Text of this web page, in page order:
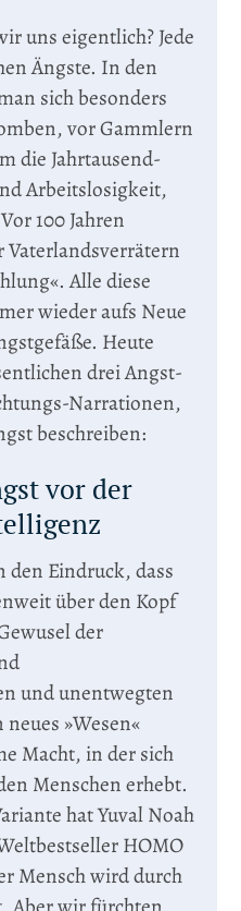
uns eigentlich? Jede
Ängste. In den
sich besonders
vor Gammlern
die Jahrtausend­
Arbeitslosigkeit,
100 Jahren
Vaterlandsverrätern
Alle diese
wieder aufs Neue
Heute
drei Angst-
Narrationen,
beschreiben:
vor der
den Eindruck, dass
über den Kopf
der
und unentwegten
»Wesen«
Macht, in der sich
Menschen erhebt.
hat Yuval Noah
HOMO
Mensch wird durch